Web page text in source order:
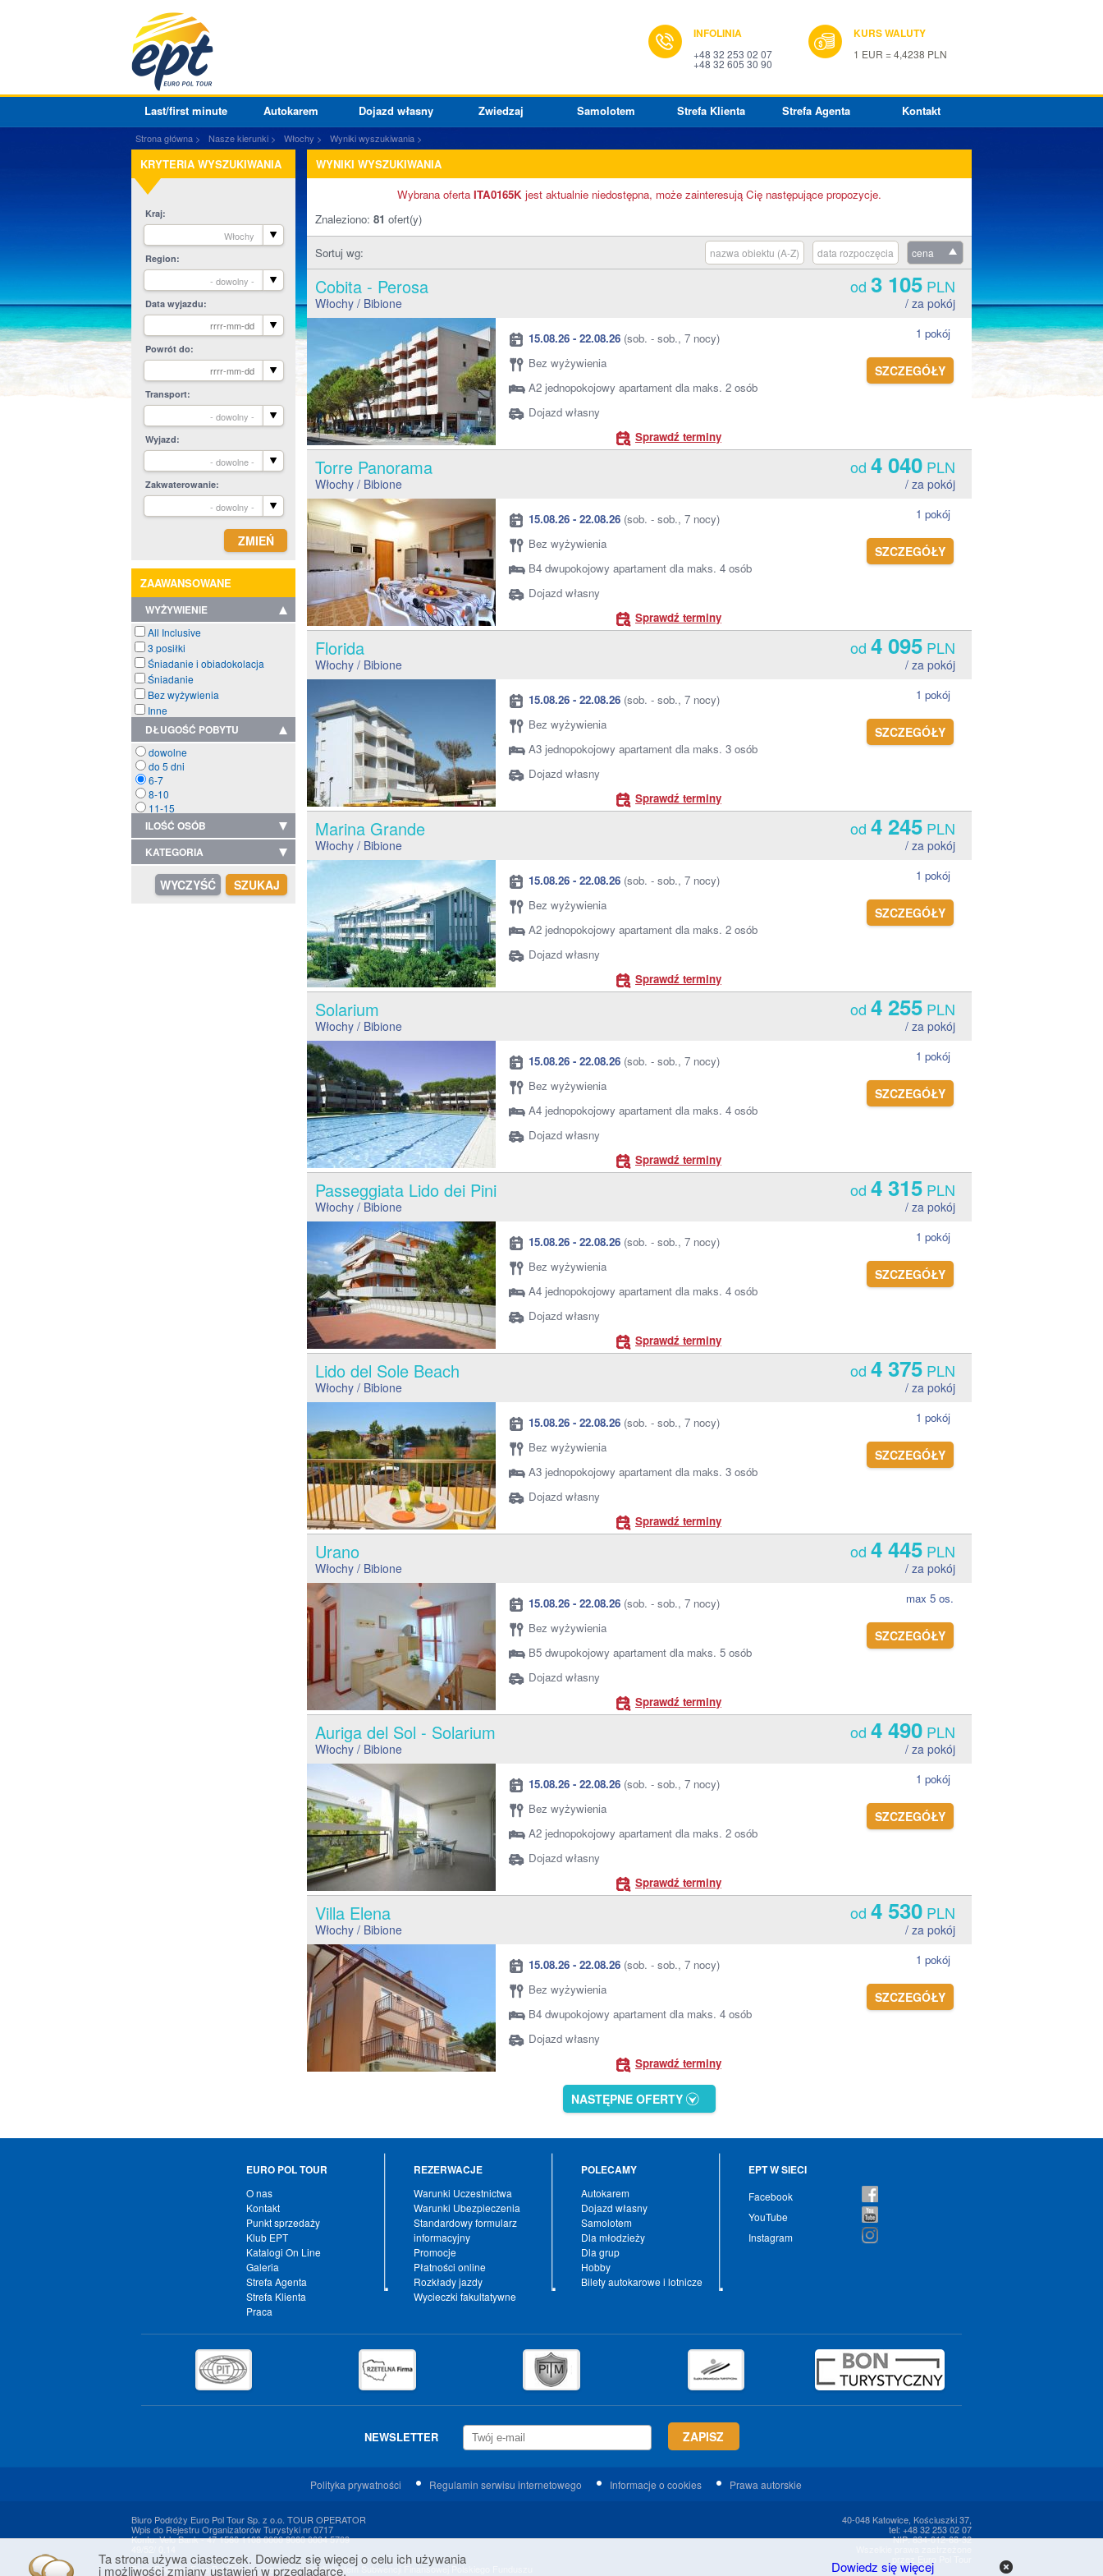
INFOLINIA
+48 32 253 02 07
+48 32 605 30 90
KURS WALUTY
1 EUR = 4,4238 PLN
Last/first minute Autokarem Dojazd własny Zwiedzaj Samolotem Strefa Klienta Strefa Agenta Kontakt
Strona główna Nasze kierunki Włochy Wyniki wyszukiwania
KRYTERIA WYSZUKIWANIA
Kraj
Włochy
Region
- dowolny -
Data wyjazdu
Powrót do
Transport
- dowolny -
Wyjazd
- dowolne -
Zakwaterowanie
- dowolny -
ZAAWANSOWANE
WYŻYWIENIE
All Inclusive
3 posiłki
Śniadanie i obiadokolacja
Śniadanie
Bez wyżywienia
Inne
DŁUGOŚĆ POBYTU
dowolne
do 5 dni
6-7
8-10
11-15
ILOŚĆ OSÓB
KATEGORIA
WYNIKI WYSZUKIWANIA
Wybrana oferta ITA0165K jest aktualnie niedostępna, może zainteresują Cię następujące propozycje.
Znaleziono: 81 ofert(y)
Sortuj wg: cena
data rozpoczęcia
nazwa obiektu (A-Z)
Cobita - Perosa
Włochy / Bibione
od 3 105 PLN
/ za pokój
15.08.26 - 22.08.26 (sob. - sob., 7 nocy)
Bez wyżywienia
A2 jednopokojowy apartament dla maks. 2 osób
Dojazd własny
Sprawdź terminy
1 pokój
SZCZEGÓŁY
Torre Panorama
Włochy / Bibione
od 4 040 PLN
/ za pokój
15.08.26 - 22.08.26 (sob. - sob., 7 nocy)
Bez wyżywienia
B4 dwupokojowy apartament dla maks. 4 osób
Dojazd własny
Sprawdź terminy
1 pokój
SZCZEGÓŁY
Florida
Włochy / Bibione
od 4 095 PLN
/ za pokój
15.08.26 - 22.08.26 (sob. - sob., 7 nocy)
Bez wyżywienia
A3 jednopokojowy apartament dla maks. 3 osób
Dojazd własny
Sprawdź terminy
1 pokój
SZCZEGÓŁY
Marina Grande
Włochy / Bibione
od 4 245 PLN
/ za pokój
15.08.26 - 22.08.26 (sob. - sob., 7 nocy)
Bez wyżywienia
A2 jednopokojowy apartament dla maks. 2 osób
Dojazd własny
Sprawdź terminy
1 pokój
SZCZEGÓŁY
Solarium
Włochy / Bibione
od 4 255 PLN
/ za pokój
15.08.26 - 22.08.26 (sob. - sob., 7 nocy)
Bez wyżywienia
A4 jednopokojowy apartament dla maks. 4 osób
Dojazd własny
Sprawdź terminy
1 pokój
SZCZEGÓŁY
Passeggiata Lido dei Pini
Włochy / Bibione
od 4 315 PLN
/ za pokój
15.08.26 - 22.08.26 (sob. - sob., 7 nocy)
Bez wyżywienia
A4 jednopokojowy apartament dla maks. 4 osób
Dojazd własny
Sprawdź terminy
1 pokój
SZCZEGÓŁY
Lido del Sole Beach
Włochy / Bibione
od 4 375 PLN
/ za pokój
15.08.26 - 22.08.26 (sob. - sob., 7 nocy)
Bez wyżywienia
A3 jednopokojowy apartament dla maks. 3 osób
Dojazd własny
Sprawdź terminy
1 pokój
SZCZEGÓŁY
Urano
Włochy / Bibione
od 4 445 PLN
/ za pokój
15.08.26 - 22.08.26 (sob. - sob., 7 nocy)
Bez wyżywienia
B5 dwupokojowy apartament dla maks. 5 osób
Dojazd własny
Sprawdź terminy
max 5 os.
SZCZEGÓŁY
Auriga del Sol - Solarium
Włochy / Bibione
od 4 490 PLN
/ za pokój
15.08.26 - 22.08.26 (sob. - sob., 7 nocy)
Bez wyżywienia
A2 jednopokojowy apartament dla maks. 2 osób
Dojazd własny
Sprawdź terminy
1 pokój
SZCZEGÓŁY
Villa Elena
Włochy / Bibione
od 4 530 PLN
/ za pokój
15.08.26 - 22.08.26 (sob. - sob., 7 nocy)
Bez wyżywienia
B4 dwupokojowy apartament dla maks. 4 osób
Dojazd własny
Sprawdź terminy
1 pokój
SZCZEGÓŁY
NASTĘPNE OFERTY
EURO POL TOUR
O nas
Kontakt
Punkt sprzedaży
Klub EPT
Katalogi On Line
Galeria
Strefa Agenta
Strefa Klienta
Praca
REZERWACJE
Warunki Uczestnictwa
Warunki Ubezpieczenia
Standardowy formularz
informacyjny
Promocje
Płatności online
Rozkłady jazdy
Wycieczki fakultatywne
POLECAMY
Autokarem
Dojazd własny
Samolotem
Dla młodzieży
Dla grup
Hobby
Bilety autokarowe i lotnicze
EPT W SIECI
Facebook
YouTube
Instagram
NEWSLETTER
Polityka prywatności Regulamin serwisu internetowego Informacje o cookies Prawa autorskie
Biuro Podróży Euro Pol Tour Sp. z o.o. TOUR OPERATOR
Wpis do Rejestru Organizatorów Turystyki nr 0717
Konto: Velo Bank - 47 1560 1108 0000 9060 0004 5709
Biuro Podróży Euro Pol Tour sp. z o.o. jest beneficjentem Subwencji Finansowej Polskiego Funduszu
40-048 Katowice, Kościuszki 37,
tel: +48 32 253 02 07
NIP: 634-012-68-32
Dowiedz się więcej
Ta strona używa ciasteczek. Dowiedz się więcej o celu ich używania
i możliwości zmiany ustawień w przeglądarce.